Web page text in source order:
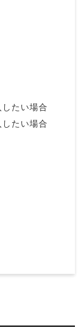
たい場合
たい場合